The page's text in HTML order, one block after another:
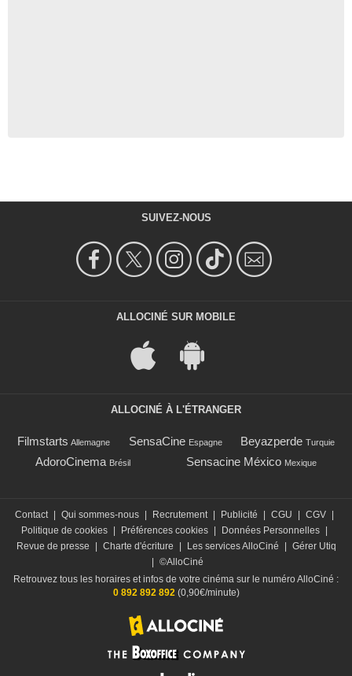
SUIVEZ-NOUS
ALLOCINÉ SUR MOBILE
ALLOCINÉ À L'ÉTRANGER
Filmstarts Allemagne SensaCine Espagne Beyazperde Turquie
AdoroCinema Brésil Sensacine México Mexique
Contact Qui sommes-nous Recrutement Publicité CGU CGV
Politique de cookies
Préférences cookies Données Personnelles
Revue de presse
Charte d'écriture Les services AlloCiné
Gérer Utiq
©AlloCiné
Retrouvez tous les horaires et infos de votre cinéma sur le numéro AlloCiné :
0 892 892 892(0,90€/minute)